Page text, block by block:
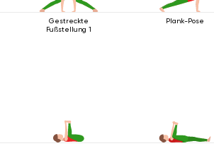
Gestreckte
Fußstellung 1
Plank-Pose